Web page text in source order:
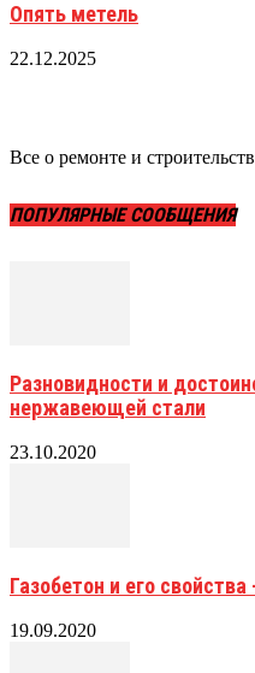
Опять метель
22.12.2025
Все о ремонте и
ПОПУЛЯРНЫЕ СООБЩЕНИЯ
Разновидности и
нержавеющей стали
23.10.2020
Газобетон и его
19.09.2020